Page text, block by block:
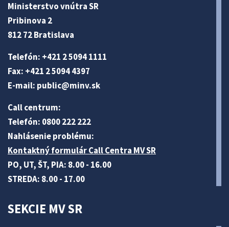
Ministerstvo vnútra SR
Pribinova 2
812 72 Bratislava
Telefón: +421 2 5094 1111
Fax: +421 2 5094 4397
E-mail: public@minv.sk
Call centrum:
Telefón: 0800 222 222
Nahlásenie problému:
Kontaktný formulár Call Centra MV SR
PO, UT, ŠT, PIA: 8.00 - 16.00
STREDA: 8.00 - 17.00
SEKCIE MV SR